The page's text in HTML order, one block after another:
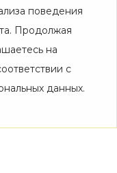
поведения
Продолжая
на
с
данных.